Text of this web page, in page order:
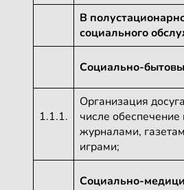
В
социального
Социально-
1.1.1.
Организация
числе обеспечение
журналами,
играми;
Социально-